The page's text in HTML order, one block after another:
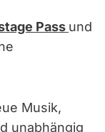
Pass und
Musik,
unabhängig